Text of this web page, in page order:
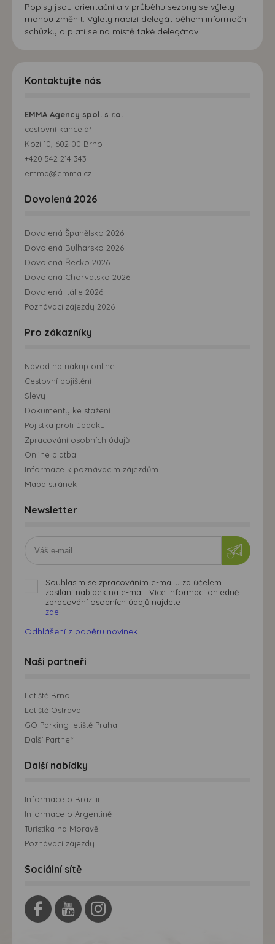
Popisy jsou orientační a v průběhu sezony se výlety
mohou změnit. Výlety nabízí delegát během informační
schůzky a platí se na místě také delegátovi.
Kontaktujte nás
EMMA Agency spol. s r.o.
cestovní kancelář
Kozí 10, 602 00 Brno
+420 542 214 343
emma@emma.cz
Dovolená 2026
Dovolená Španělsko 2026
Dovolená Bulharsko 2026
Dovolená Řecko 2026
Dovolená Chorvatsko 2026
Dovolená Itálie 2026
Poznávací zájezdy 2026
Pro zákazníky
Návod na nákup online
Cestovní pojištění
Slevy
Dokumenty ke stažení
Pojistka proti úpadku
Zpracování osobních údajů
Online platba
Informace k poznávacím zájezdům
Mapa stránek
Newsletter
Souhlasím se zpracováním e-mailu za účelem
zasílání nabídek na e-mail. Více informací ohledně
zpracování osobních údajů najdete
zde.
Odhlášení z odběru novinek
Naši partneři
Letiště Brno
Letiště Ostrava
GO Parking letiště Praha
Další Partneři
Další nabídky
Informace o Brazílii
Informace o Argentině
Turistika na Moravě
Poznávací zájezdy
Sociální sítě